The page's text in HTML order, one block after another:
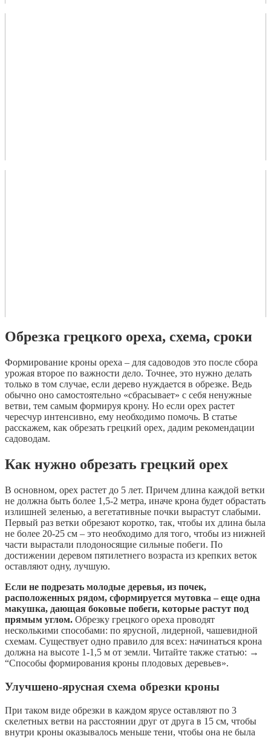
Обрезка грецкого ореха, схема, сроки
Формирование кроны ореха – для садоводов это после сбора
урожая второе по важности дело. Точнее, это нужно делать
только в том случае, если дерево нуждается в обрезке. Ведь
обычно оно самостоятельно «сбрасывает» с себя ненужные
ветви, тем самым формируя крону. Но если орех растет
чересчур интенсивно, ему необходимо помочь. В статье
расскажем, как обрезать грецкий орех, дадим рекомендации
садоводам.
Как нужно обрезать грецкий орех
В основном, орех растет до 5 лет. Причем длина каждой ветки
не должна быть более 1,5-2 метра, иначе крона будет обрастать
излишней зеленью, а вегетативные почки вырастут слабыми.
Первый раз ветки обрезают коротко, так, чтобы их длина была
не более 20-25 см – это необходимо для того, чтобы из нижней
части вырастали плодоносящие сильные побеги. По
достижении деревом пятилетнего возраста из крепких веток
оставляют одну, лучшую.
Если не подрезать молодые деревья, из почек,
расположенных рядом, сформируется мутовка – еще одна
макушка, дающая боковые побеги, которые растут под
прямым углом. Обрезку грецкого ореха проводят
несколькими способами: по ярусной, лидерной, чашевидной
схемам. Существует одно правило для всех: начинаться крона
должна на высоте 1-1,5 м от земли. Читайте также статью: →
“Способы формирования кроны плодовых деревьев».
Улучшено-ярусная схема обрезки кроны
При таком виде обрезки в каждом ярусе оставляют по 3
скелетных ветви на расстоянии друг от друга в 15 см, чтобы
внутри кроны оказывалось меньше тени, чтобы она не была